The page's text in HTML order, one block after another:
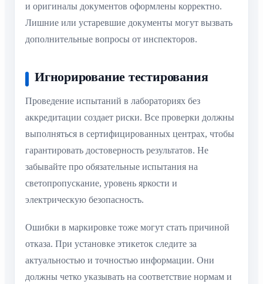
и оригиналы документов оформлены корректно.
Лишние или устаревшие документы могут вызвать
дополнительные вопросы от инспекторов.
Игнорирование тестирования
Проведение испытаний в лабораториях без
аккредитации создает риски. Все проверки должны
выполняться в сертифицированных центрах, чтобы
гарантировать достоверность результатов. Не
забывайте про обязательные испытания на
светопропускание, уровень яркости и
электрическую безопасность.
Ошибки в маркировке тоже могут стать причиной
отказа. При установке этикеток следите за
актуальностью и точностью информации. Они
должны четко указывать на соответствие нормам и